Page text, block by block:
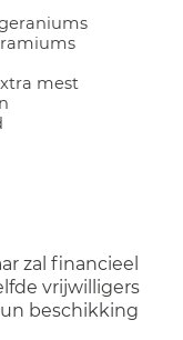
mest
zal financieel
vrijwilligers
beschikking